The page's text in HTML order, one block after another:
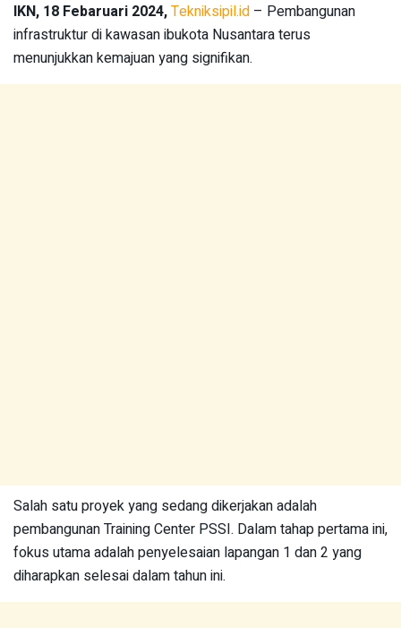
IKN, 18 Febaruari 2024,Tekniksipil.id – Pembangunan
infrastruktur di kawasan ibukota Nusantara terus
menunjukkan kemajuan yang signifikan.
Salah satu proyek yang sedang dikerjakan adalah
pembangunan Training Center PSSI. Dalam tahap pertama ini,
fokus utama adalah penyelesaian lapangan 1 dan 2 yang
diharapkan selesai dalam tahun ini.